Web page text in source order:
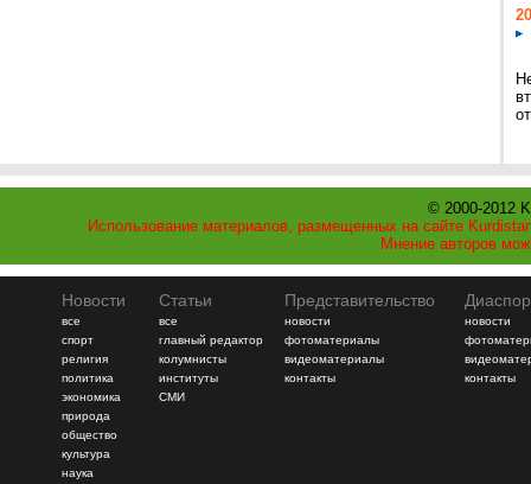
© 2000-2012
Использование материалов, размещенных на сайте
Мнение авторов
Новости
все
спорт
религия
политика
экономика
природа
общество
культура
наука
Статьи
все
главный редактор
колумнисты
институты
СМИ
Представительство
новости
фотоматериалы
видеоматериалы
контакты
новости
контакты